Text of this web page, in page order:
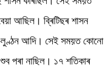
আছিল। ব্ৰিটিছৰ শাসন
লুণ্ঠন আদি। সেই সময়ত কোনো
পৰা নাছিল। ১৭ শতিকাৰ